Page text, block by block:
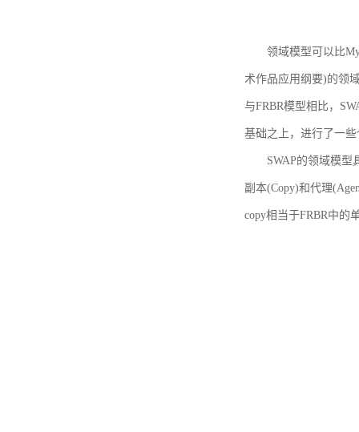
领域模型可以比
术作品应用纲要)的领
与FRBR模型相比，
基础之上，进行了一
SWAP的领域模型
副本(Copy)和代理
copy相当于FRBR中的